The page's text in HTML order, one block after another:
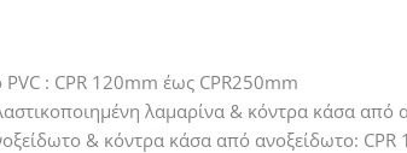
: CPR 120mm έως CPR250mm
λαμαρίνα & κόντρα κάσα από
& κόντρα κάσα από ανοξείδωτο: